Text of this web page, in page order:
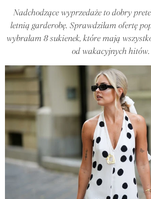
Nadchodzące wyprzedaże to dobry
letnią garderobę. Sprawdziłam ofertę
wybrałam 8 sukienek, które mają
od wakacyjnych hitów.